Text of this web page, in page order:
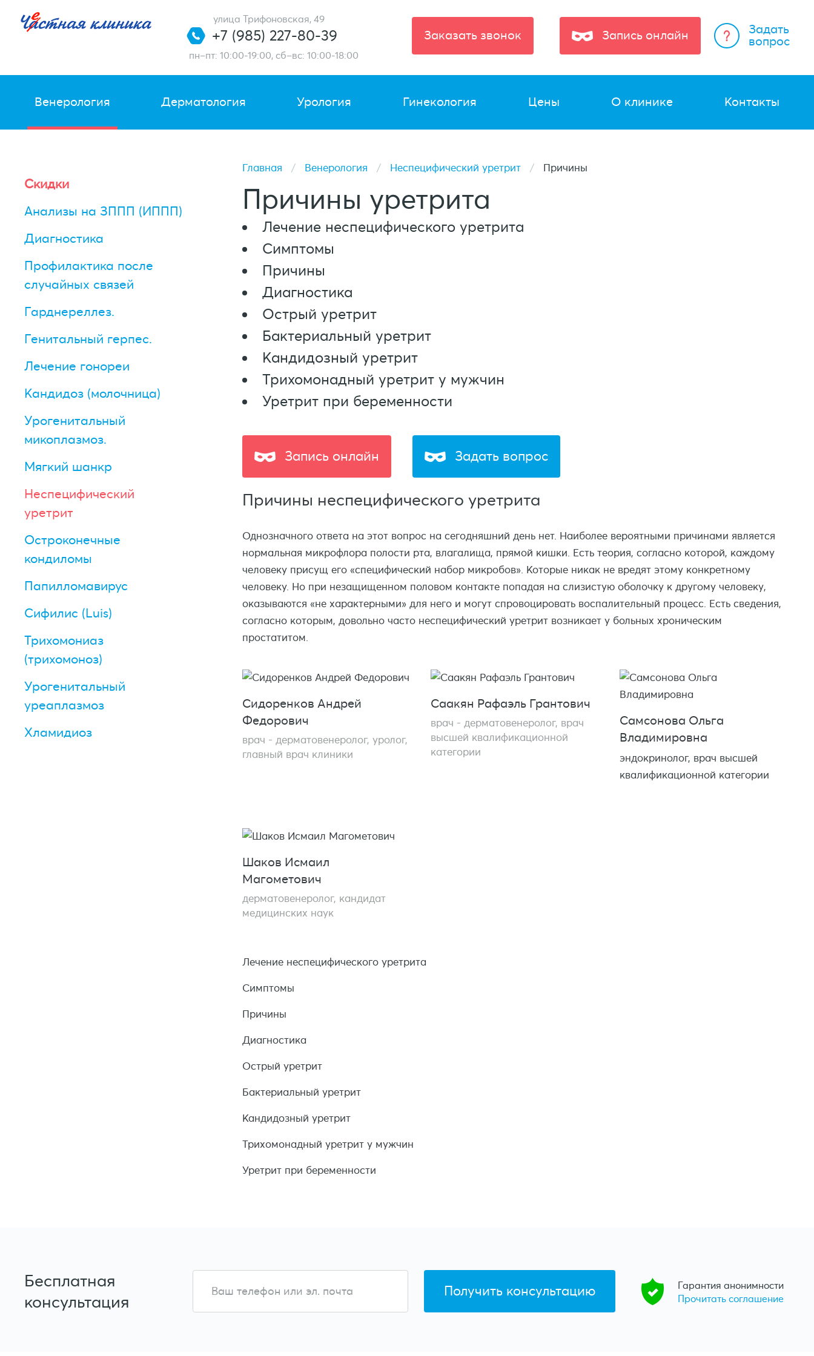
улица Трифоновская, 49
+7 (985) 227-80-39
пн–пт: 10:00-19:00, сб–вс: 10:00-18:00
Заказать звонок Запись онлайн
Задать
вопрос
Венерология Дерматология Урология Гинекология Цены О клинике Контакты
Главная / Венерология / Неспецифический уретрит / Причины
Причины уретрита
Лечение неспецифического уретрита
Симптомы
Причины
Диагностика
Острый уретрит
Бактериальный уретрит
Кандидозный уретрит
Трихомонадный уретрит у мужчин
Уретрит при беременности
Скидки
Анализы на ЗППП (ИППП)
Диагностика
Профилактика после
случайных связей
Гарднереллез.
Генитальный герпес.
Лечение гонореи
Кандидоз (молочница)
Урогенитальный
микоплазмоз.
Мягкий шанкр
Неспецифический
уретрит
Остроконечные
кондиломы
Папилломавирус
Сифилис (Luis)
Трихомониаз
(трихомоноз)
Урогенитальный
уреаплазмоз
Хламидиоз
Запись онлайн Задать вопрос
Причины неспецифического уретрита
Однозначного ответа на этот вопрос на сегодняшний день нет. Наиболее вероятными причинами является
нормальная микрофлора полости рта, влагалища, прямой кишки. Есть теория, согласно которой, каждому
человеку присущ его «специфический набор микробов». Которые никак не вредят этому конкретному
человеку. Но при незащищенном половом контакте попадая на слизистую оболочку к другому человеку,
оказываются «не характерными» для него и могут спровоцировать воспалительный процесс. Есть сведения,
согласно которым, довольно часто неспецифический уретрит возникает у больных хроническим
простатитом.
Сидоренков Андрей
Федорович
врач - дерматовенеролог, уролог,
главный врач клиники
Саакян Рафаэль Грантович
врач - дерматовенеролог, врач
высшей квалификационной
категории
Самсонова Ольга
Владимировна
эндокринолог, врач высшей
квалификационной категории
Шаков Исмаил
Магометович
дерматовенеролог, кандидат
медицинских наук
Лечение неспецифического уретрита
Симптомы
Причины
Диагностика
Острый уретрит
Бактериальный уретрит
Кандидозный уретрит
Трихомонадный уретрит у мужчин
Уретрит при беременности
Бесплатная
консультация
Гарантия анонимности
Прочитать соглашение